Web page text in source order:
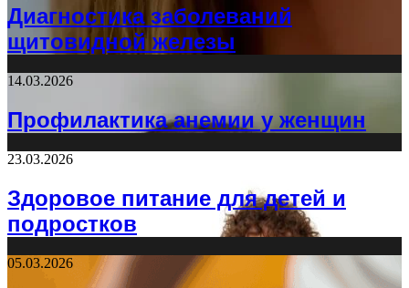
Диагностика заболеваний
щитовидной железы
14.03.2026
Профилактика анемии у женщин
23.03.2026
Здоровое питание для детей и
подростков
05.03.2026